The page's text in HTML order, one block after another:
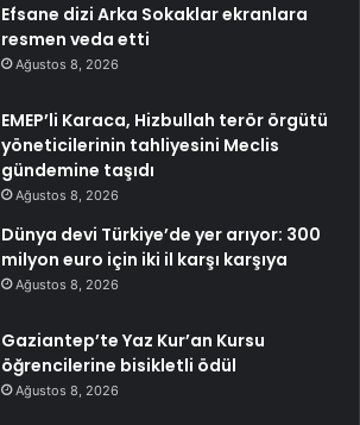
Efsane dizi Arka Sokaklar ekranlara
resmen veda etti
Ağustos 8, 2026
EMEP’li Karaca, Hizbullah terör örgütü
yöneticilerinin tahliyesini Meclis
gündemine taşıdı
Ağustos 8, 2026
Dünya devi Türkiye’de yer arıyor: 300
milyon euro için iki il karşı karşıya
Ağustos 8, 2026
Gaziantep’te Yaz Kur’an Kursu
öğrencilerine bisikletli ödül
Ağustos 8, 2026